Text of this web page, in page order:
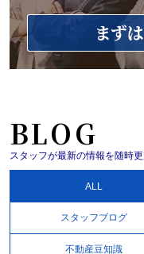
BLOG
スタッフが最新の情報を随時更
ALL
スタッフブログ
不動産豆知識